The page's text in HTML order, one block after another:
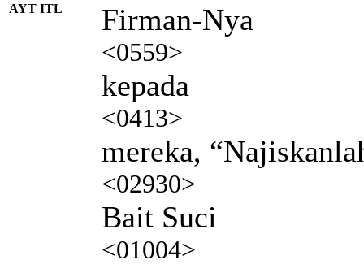
AYT ITL Firman-Nya
<0559>
kepada
<0413>
mereka,
<02930>
Bait Suci
<01004>